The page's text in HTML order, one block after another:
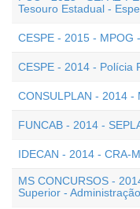
Tesouro Estadual -
CESPE - 2015 - MPOG
CESPE - 2014 - Polícia
CONSULPLAN - 2014 -
FUNCAB - 2014 -
IDECAN - 2014 - CRA-
MS CONCURSOS -
Superior - Administração